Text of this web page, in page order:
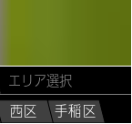
西区 手稲区